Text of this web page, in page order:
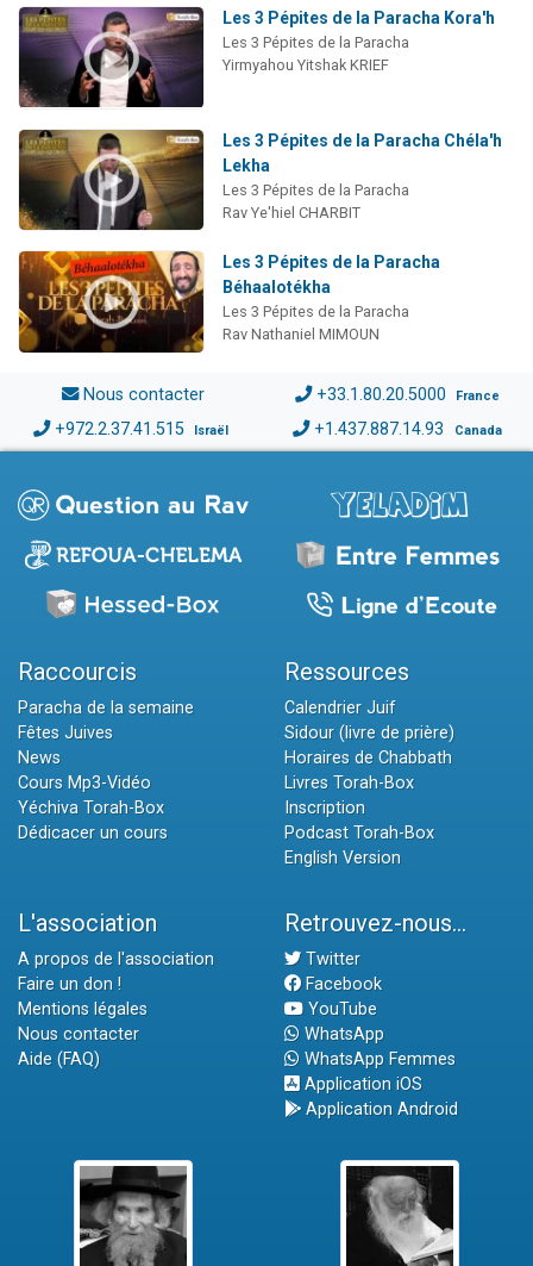
Les 3 Pépites de la Paracha Kora'h
Les 3 Pépites de la Paracha
Yirmyahou Yitshak KRIEF
Les 3 Pépites de la Paracha Chéla'h
Lekha
Les 3 Pépites de la Paracha
Rav Ye'hiel CHARBIT
Les 3 Pépites de la Paracha
Béhaalotékha
Les 3 Pépites de la Paracha
Rav Nathaniel MIMOUN
Nous contacter +33.1.80.20.5000 France
+972.2.37.41.515 Israël +1.437.887.14.93 Canada
Raccourcis
Paracha de la semaine
Fêtes Juives
News
Cours Mp3-Vidéo
Yéchiva Torah-Box
Dédicacer un cours
Ressources
Calendrier Juif
Sidour (livre de prière)
Horaires de Chabbath
Livres Torah-Box
Inscription
Podcast Torah-Box
English Version
L'association
A propos de l'association
Faire un don !
Mentions légales
Nous contacter
Aide (FAQ)
Retrouvez-nous...
Twitter
Facebook
YouTube
WhatsApp
WhatsApp Femmes
Application iOS
Application Android